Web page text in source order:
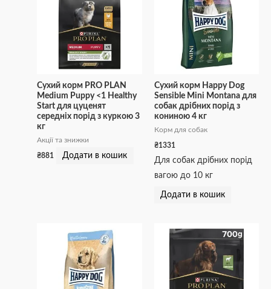
Сухий корм PRO PLAN
Medium Puppy <1 Healthy
Start для цуценят
середніх порід з куркою 3
кг
Акції та знижки
₴881 Додати в кошик
Сухий корм Happy Dog
Sensible Mini Montana для
собак дрібних порід з
кониною 4 кг
Корм для собак
₴1331
Для собак дрібних порід
вагою до 10 кг
Додати в кошик